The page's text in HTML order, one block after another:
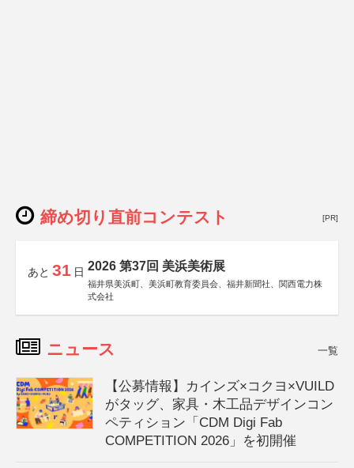
締め切り直前コンテスト [PR]
あと 31 日 2026 第37回 美浜美術展
福井県美浜町、美浜町教育委員会、福井新聞社、関西電力株
式会社
ニュース 一覧
【公募情報】カインズ×コクヨ×VUILD
がタッグ、家具・木工品デザインコン
ペティション「CDM Digi Fab
COMPETITION 2026」を初開催